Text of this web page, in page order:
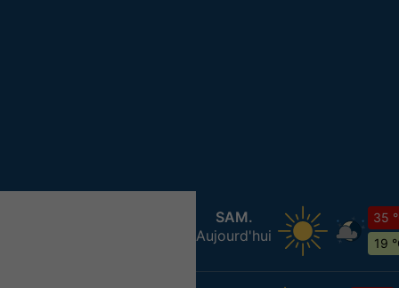
SAM.
Aujourd'hui
35
19